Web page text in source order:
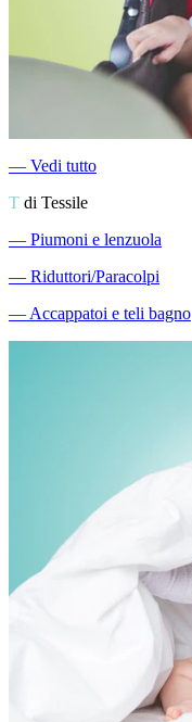
― Vedi tutto
T di Tessile
― Piumoni e lenzuola
― Riduttori/Paracolpi
―Accappatoi e teli bagno